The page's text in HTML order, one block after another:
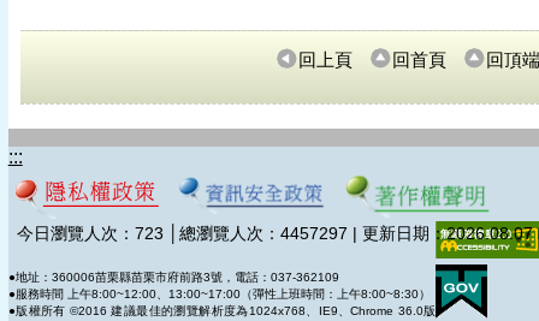
回上頁 回首頁 回頂端
:::
今日瀏覽人次： 723 │總瀏覽人次： 4457297 | 更新日期：2026.08.07
●地址：360006苗栗縣苗栗市府前路3號，電話：037-362109
●服務時間 上午8:00~12:00、13:00~17:00（彈性上班時間：上午8:00~8:30）
●版權所有 ©2016 建議最佳的瀏覽解析度為1024x768、IE9、Chrome 36.0版